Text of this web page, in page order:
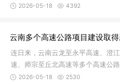
箱梁精
2026-05-18 4392
云南多个高速公路项目建设取
连日来，云南云龙至永平高速、澄
速、师宗至丘北高速等多个高速公
取得新进
2026-05-18 2530